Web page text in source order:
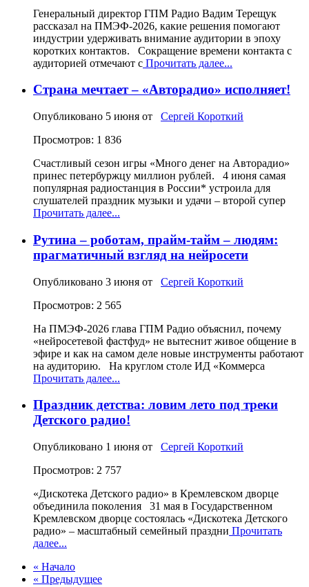
Генеральный директор ГПМ Радио Вадим Терещук
рассказал на ПМЭФ-2026, какие решения помогают
индустрии удерживать внимание аудитории в эпоху
коротких контактов. Сокращение времени контакта с
аудиторией отмечают с Прочитать далее...
Страна мечтает – «Авторадио» исполняет!
Опубликовано 5 июня от Сергей Короткий
Просмотров: 1 836
Счастливый сезон игры «Много денег на Авторадио»
принес петербуржцу миллион рублей. 4 июня самая
популярная радиостанция в России* устроила для
слушателей праздник музыки и удачи – второй супер
Прочитать далее...
Рутина – роботам, прайм-тайм – людям:
прагматичный взгляд на нейросети
Опубликовано 3 июня от Сергей Короткий
Просмотров: 2 565
На ПМЭФ‑2026 глава ГПМ Радио объяснил, почему
«нейросетевой фастфуд» не вытеснит живое общение в
эфире и как на самом деле новые инструменты работают
на аудиторию. На круглом столе ИД «Коммерса
Прочитать далее...
Праздник детства: ловим лето под треки
Детского радио!
Опубликовано 1 июня от Сергей Короткий
Просмотров: 2 757
«Дискотека Детского радио» в Кремлевском дворце
объединила поколения 31 мая в Государственном
Кремлевском дворце состоялась «Дискотека Детского
радио» – масштабный семейный праздни Прочитать
далее...
« Начало
« Предыдущее